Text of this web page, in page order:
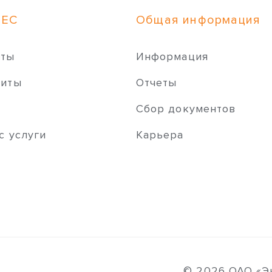
услуги
Общая информация
Информация
Отчеты
Сбор документов
Карьера